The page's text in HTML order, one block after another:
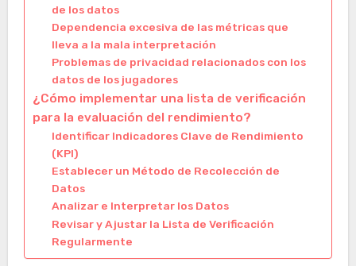
de los datos
Dependencia excesiva de las métricas que
lleva a la mala interpretación
Problemas de privacidad relacionados con los
datos de los jugadores
¿Cómo implementar una lista de verificación
para la evaluación del rendimiento?
Identificar Indicadores Clave de Rendimiento
(KPI)
Establecer un Método de Recolección de
Datos
Analizar e Interpretar los Datos
Revisar y Ajustar la Lista de Verificación
Regularmente